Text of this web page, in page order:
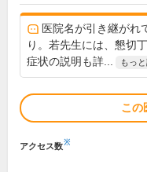
医院名が引き継がれ
り。若先生には、懇切
症状の説明も詳...
もっ
この
アクセス数※